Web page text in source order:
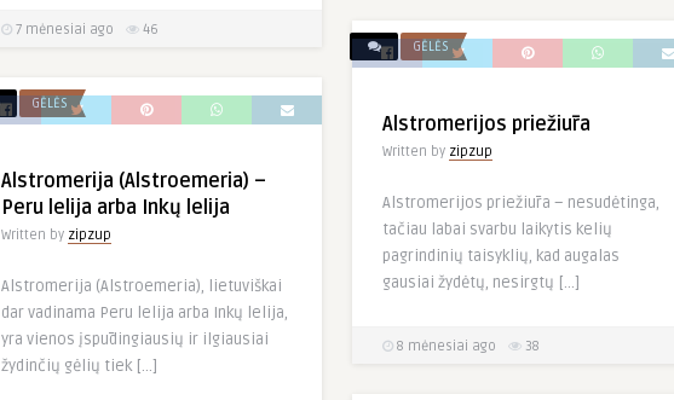
7 mėnesiai ago 46
GĖLĖS
Alstromerijos priežiūra
Written by zipzup
Alstromerijos priežiūra – nesudėtinga,
tačiau labai svarbu laikytis kelių
pagrindinių taisyklių, kad augalas
gausiai žydėtų, nesirgtų […]
8 mėnesiai ago 38
GĖLĖS
Alstromerija (Alstroemeria) –
Peru lelija arba Inkų lelija
Written by zipzup
Alstromerija (Alstroemeria), lietuviškai
dar vadinama Peru lelija arba Inkų lelija,
yra vienos įspūdingiausių ir ilgiausiai
žydinčių gėlių tiek […]